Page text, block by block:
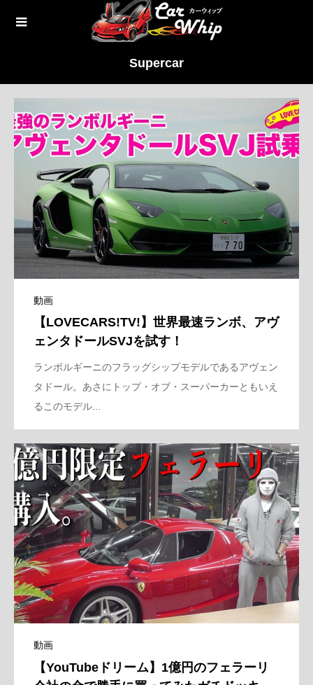
Supercar
動画
【LOVECARS!TV!】世界最速ランボ、アヴ
ェンタドールSVJを試す！
ランボルギーニのフラッグシップモデルであるアヴェン
タドール。あさにトップ・オブ・スーパーカーともいえ
るこのモデル...
動画
【YouTubeドリーム】1億円のフェラーリ